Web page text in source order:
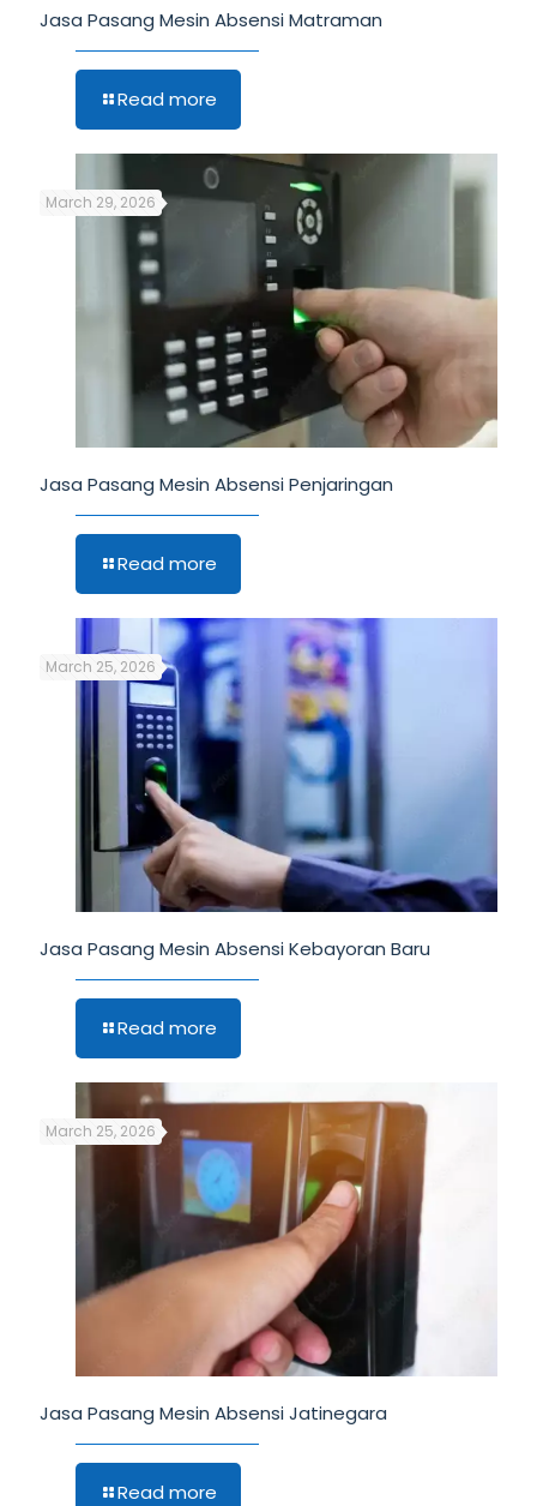
Jasa Pasang Mesin Absensi Matraman
Read more
March 29, 2026
Jasa Pasang Mesin Absensi Penjaringan
Read more
March 25, 2026
Jasa Pasang Mesin Absensi Kebayoran Baru
Read more
March 25, 2026
Jasa Pasang Mesin Absensi Jatinegara
Read more